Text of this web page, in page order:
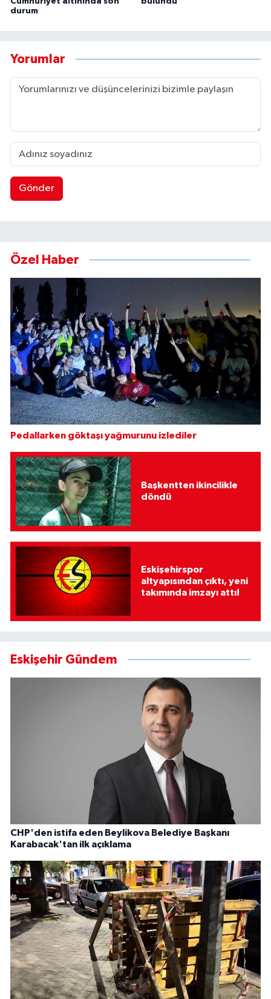
durum
Yorumlar
Gönder
Özel Haber
Pedallarken göktaşı yağmurunu izlediler
Başkentten ikincilikle
döndü
Eskişehirspor
altyapısından çıktı, yeni
takımında imzayı attı!
Eskişehir Gündem
CHP'den istifa eden Beylikova Belediye Başkanı
Karabacak'tan ilk açıklama